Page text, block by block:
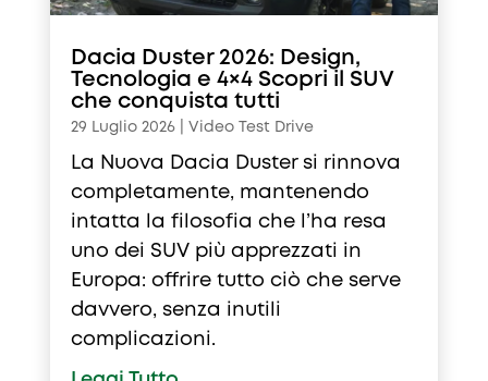
Dacia Duster 2026: Design,
Tecnologia e 4×4 Scopri il SUV
che conquista tutti
29 Luglio 2026| Video Test Drive
La Nuova Dacia Duster si rinnova
completamente, mantenendo
intatta la filosofia che l’ha resa
uno dei SUV più apprezzati in
Europa: offrire tutto ciò che serve
davvero, senza inutili
complicazioni.